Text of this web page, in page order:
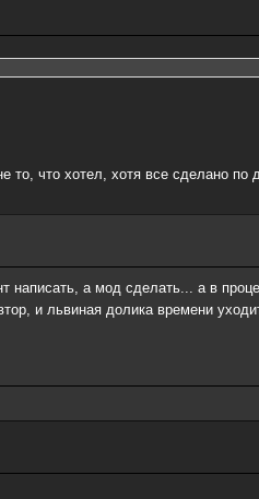
то, что хотел, хотя все сделано по
написать, а мод сделать... а в
и львиная долика времени